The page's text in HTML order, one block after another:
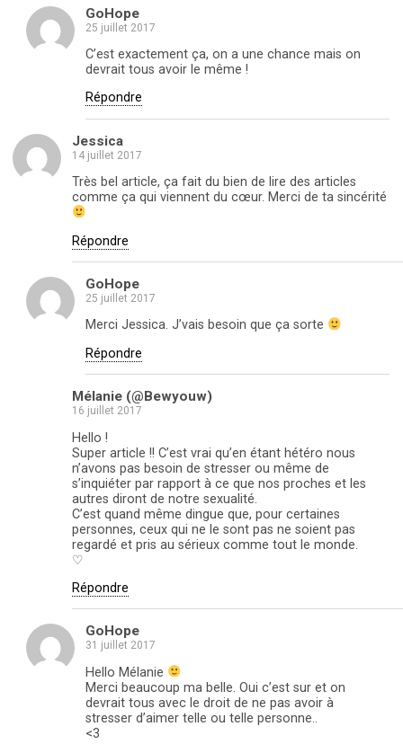
GoHope
25 juillet 2017
C’est exactement ça, on a une chance mais on
devrait tous avoir le même !
Répondre
Jessica
14 juillet 2017
Très bel article, ça fait du bien de lire des articles
comme ça qui viennent du cœur. Merci de ta sincérité
Répondre
GoHope
25 juillet 2017
Merci Jessica. J’vais besoin que ça sorte
Répondre
Mélanie (@Bewyouw)
16 juillet 2017
Hello !
Super article !! C’est vrai qu’en étant hétéro nous
n’avons pas besoin de stresser ou même de
s’inquiéter par rapport à ce que nos proches et les
autres diront de notre sexualité.
C’est quand même dingue que, pour certaines
personnes, ceux qui ne le sont pas ne soient pas
regardé et pris au sérieux comme tout le monde.
♡
Répondre
GoHope
31 juillet 2017
Hello Mélanie
Merci beaucoup ma belle. Oui c’est sur et on
devrait tous avec le droit de ne pas avoir à
stresser d’aimer telle ou telle personne..
<3